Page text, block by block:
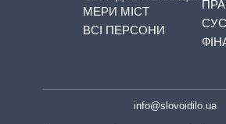
МЕРИ МІСТ
ВСІ ПЕРСОНИ
info@slovoidilo.ua